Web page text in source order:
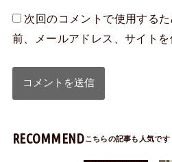
次回のコメントで使用する
前、メールアドレス、サイトを
RECOMMEND